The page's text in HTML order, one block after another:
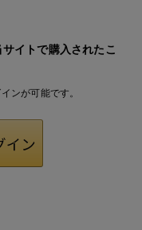
イトで購入されたこ
ンが可能です。